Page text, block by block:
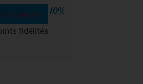
au panier 10%
fidélités